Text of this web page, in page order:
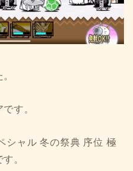
す。
シャル 冬の祭典 序位 極
。